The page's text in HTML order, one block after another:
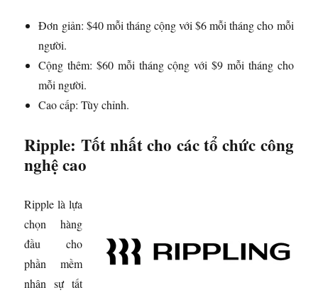
Đơn giản: $40 mỗi tháng cộng với $6 mỗi tháng cho mỗi
người.
Cộng thêm: $60 mỗi tháng cộng với $9 mỗi tháng cho
mỗi người.
Cao cấp: Tùy chỉnh.
Ripple: Tốt nhất cho các tổ chức công
nghệ cao
Ripple là lựa
chọn hàng
đầu cho
phần mềm
nhân sự tất